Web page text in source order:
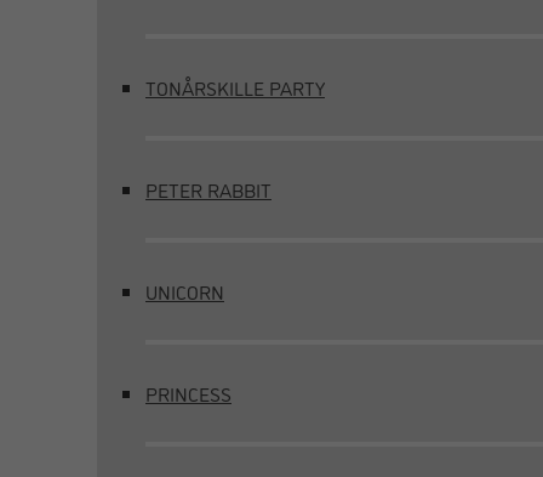
TONÅRSKILLE PARTY
PETER RABBIT
UNICORN
PRINCESS